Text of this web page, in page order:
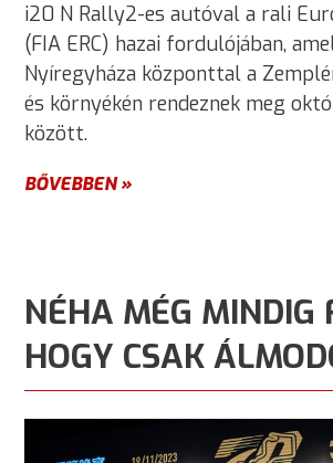
i20 N Rally2-es autóval a rali
(FIA ERC) hazai fordulójában,
Nyíregyháza központtal a
és környékén rendeznek meg
között.
BŐVEBBEN »
NÉHA MÉG MINDIG
HOGY CSAK